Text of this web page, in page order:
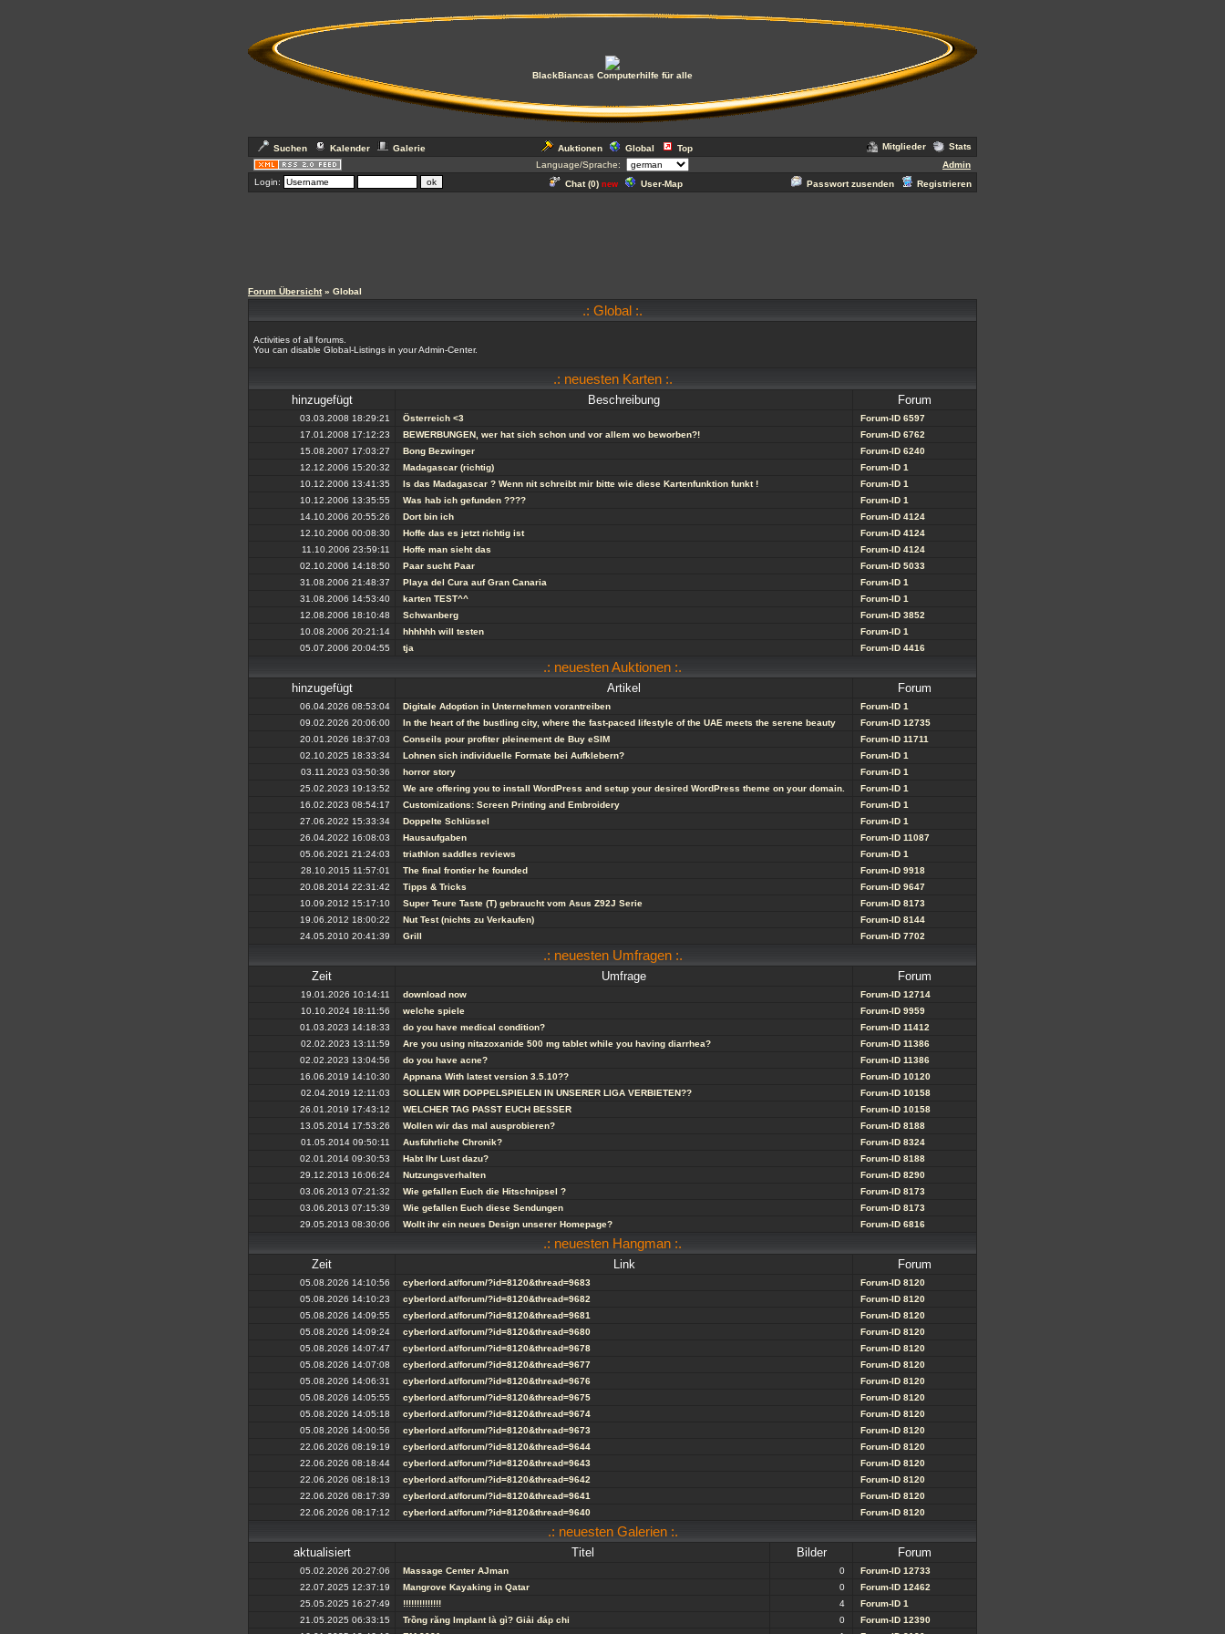
BlackBiancas Computerhilfe für alle
Suchen Kalender Galerie Auktionen Global Top Mitglieder
Stats
Language/Sprache:
Admin
Login:
Chat (0) new User-Map Passwort zusenden Registrieren
Forum Übersicht» Global
.: Global :.
Activities of all forums.
You can disable Global-Listings in your Admin-Center.
.: neuesten Karten :.
hinzugefügt Beschreibung Forum
03.03.2008 18:29:21 Österreich <3
Forum-ID 6597
17.01.2008 17:12:23
BEWERBUNGEN, wer hat sich schon und vor allem wo beworben?!
Forum-ID 6762
15.08.2007 17:03:27
Bong Bezwinger
Forum-ID 6240
12.12.2006 15:20:32
Madagascar (richtig)
Forum-ID 1
10.12.2006 13:41:35
Is das Madagascar ? Wenn nit schreibt mir bitte wie diese Kartenfunktion funkt !
Forum-ID 1
10.12.2006 13:35:55
Was hab ich gefunden ????
Forum-ID 1
14.10.2006 20:55:26
Dort bin ich
Forum-ID 4124
12.10.2006 00:08:30
Hoffe das es jetzt richtig ist
Forum-ID 4124
11.10.2006 23:59:11
Hoffe man sieht das
Forum-ID 4124
02.10.2006 14:18:50
Paar sucht Paar
Forum-ID 5033
31.08.2006 21:48:37
Playa del Cura auf Gran Canaria
Forum-ID 1
31.08.2006 14:53:40
karten TEST^^
Forum-ID 1
12.08.2006 18:10:48
Schwanberg
Forum-ID 3852
10.08.2006 20:21:14
hhhhhh will testen
Forum-ID 1
05.07.2006 20:04:55
tja Forum-ID 4416
.: neuesten Auktionen :.
hinzugefügt Artikel Forum
06.04.2026 08:53:04 Digitale Adoption in Unternehmen vorantreiben
Forum-ID 1
09.02.2026 20:06:00
In the heart of the bustling city, where the fast-paced lifestyle of the UAE meets the serene beauty
Forum-ID 12735
20.01.2026 18:37:03
Conseils pour profiter pleinement de Buy eSIM
Forum-ID 11711
02.10.2025 18:33:34
Lohnen sich individuelle Formate bei Aufklebern?
Forum-ID 1
03.11.2023 03:50:36
horror story
Forum-ID 1
25.02.2023 19:13:52
We are offering you to install WordPress and setup your desired WordPress theme on your domain.
Forum-ID 1
16.02.2023 08:54:17
Customizations: Screen Printing and Embroidery
Forum-ID 1
27.06.2022 15:33:34
Doppelte Schlüssel
Forum-ID 1
26.04.2022 16:08:03
Hausaufgaben
Forum-ID 11087
05.06.2021 21:24:03
triathlon saddles reviews
Forum-ID 1
28.10.2015 11:57:01
The final frontier he founded
Forum-ID 9918
20.08.2014 22:31:42
Tipps & Tricks
Forum-ID 9647
10.09.2012 15:17:10
Super Teure Taste (T) gebraucht vom Asus Z92J Serie
Forum-ID 8173
19.06.2012 18:00:22
Nut Test (nichts zu Verkaufen)
Forum-ID 8144
24.05.2010 20:41:39
Grill Forum-ID 7702
.: neuesten Umfragen :.
Zeit Umfrage Forum
19.01.2026 10:14:11 download now
Forum-ID 12714
10.10.2024 18:11:56
welche spiele
Forum-ID 9959
01.03.2023 14:18:33
do you have medical condition?
Forum-ID 11412
02.02.2023 13:11:59
Are you using nitazoxanide 500 mg tablet while you having diarrhea?
Forum-ID 11386
02.02.2023 13:04:56
do you have acne?
Forum-ID 11386
16.06.2019 14:10:30
Appnana With latest version 3.5.10??
Forum-ID 10120
02.04.2019 12:11:03
SOLLEN WIR DOPPELSPIELEN IN UNSERER LIGA VERBIETEN??
Forum-ID 10158
26.01.2019 17:43:12
WELCHER TAG PASST EUCH BESSER
Forum-ID 10158
13.05.2014 17:53:26
Wollen wir das mal ausprobieren?
Forum-ID 8188
01.05.2014 09:50:11
Ausführliche Chronik?
Forum-ID 8324
02.01.2014 09:30:53
Habt Ihr Lust dazu?
Forum-ID 8188
29.12.2013 16:06:24
Nutzungsverhalten
Forum-ID 8290
03.06.2013 07:21:32
Wie gefallen Euch die Hitschnipsel ?
Forum-ID 8173
03.06.2013 07:15:39
Wie gefallen Euch diese Sendungen
Forum-ID 8173
29.05.2013 08:30:06
Wollt ihr ein neues Design unserer Homepage? Forum-ID 6816
.: neuesten Hangman :.
Zeit Link Forum
05.08.2026 14:10:56 cyberlord.at/forum/?id=8120&thread=9683
Forum-ID 8120
05.08.2026 14:10:23
cyberlord.at/forum/?id=8120&thread=9682
Forum-ID 8120
05.08.2026 14:09:55
cyberlord.at/forum/?id=8120&thread=9681
Forum-ID 8120
05.08.2026 14:09:24
cyberlord.at/forum/?id=8120&thread=9680
Forum-ID 8120
05.08.2026 14:07:47
cyberlord.at/forum/?id=8120&thread=9678
Forum-ID 8120
05.08.2026 14:07:08
cyberlord.at/forum/?id=8120&thread=9677
Forum-ID 8120
05.08.2026 14:06:31
cyberlord.at/forum/?id=8120&thread=9676
Forum-ID 8120
05.08.2026 14:05:55
cyberlord.at/forum/?id=8120&thread=9675
Forum-ID 8120
05.08.2026 14:05:18
cyberlord.at/forum/?id=8120&thread=9674
Forum-ID 8120
05.08.2026 14:00:56
cyberlord.at/forum/?id=8120&thread=9673
Forum-ID 8120
22.06.2026 08:19:19
cyberlord.at/forum/?id=8120&thread=9644
Forum-ID 8120
22.06.2026 08:18:44
cyberlord.at/forum/?id=8120&thread=9643
Forum-ID 8120
22.06.2026 08:18:13
cyberlord.at/forum/?id=8120&thread=9642
Forum-ID 8120
22.06.2026 08:17:39
cyberlord.at/forum/?id=8120&thread=9641
Forum-ID 8120
22.06.2026 08:17:12
cyberlord.at/forum/?id=8120&thread=9640 Forum-ID 8120
.: neuesten Galerien :.
aktualisiert Titel Bilder Forum
05.02.2026 20:27:06 Massage Center AJman 0
Forum-ID 12733
22.07.2025 12:37:19
Mangrove Kayaking in Qatar 0
Forum-ID 12462
25.05.2025 16:27:49
!!!!!!!!!!!!!! 4
Forum-ID 1
21.05.2025 06:33:15
Trồng răng Implant là gì? Giải đáp chi 0
Forum-ID 12390